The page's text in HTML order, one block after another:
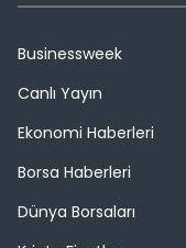
Businessweek
Canlı Yayın
Ekonomi Haberleri
Borsa Haberleri
Dünya Borsaları